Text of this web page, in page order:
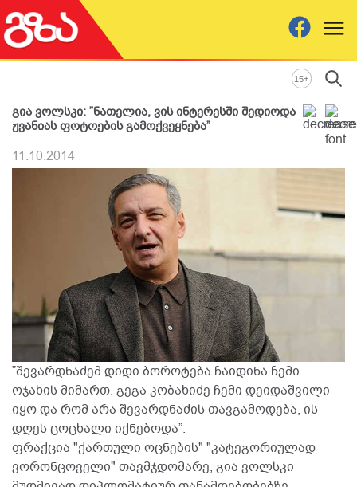
15+
გია ვოლსკი: ”ნათელია, ვის ინტერესში შედიოდა
ჟვანიას ფოტოების გამოქვეყნება”
11.10.2014
”შევარდნაძემ დიდი ბოროტება ჩაიდინა ჩემი
ოჯახის მიმართ. გეგა კობახიძე ჩემი დეიდაშვილი
იყო და რომ არა შევარდნაძის თავგამოდება, ის
დღეს ცოცხალი იქნებოდა”.
ფრაქცია "ქართული ოცნების" "კატეგორიულად
ვორონცოველი" თავმჯდომარე, გია ვოლსკი